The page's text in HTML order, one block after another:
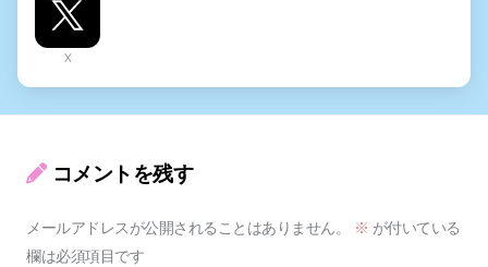
X
コメントを残す
メールアドレスが公開されることはありません。 ※ が付いている
欄は必須項目です